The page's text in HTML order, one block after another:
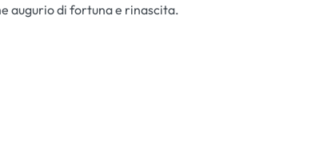
augurio di fortuna e rinascita.